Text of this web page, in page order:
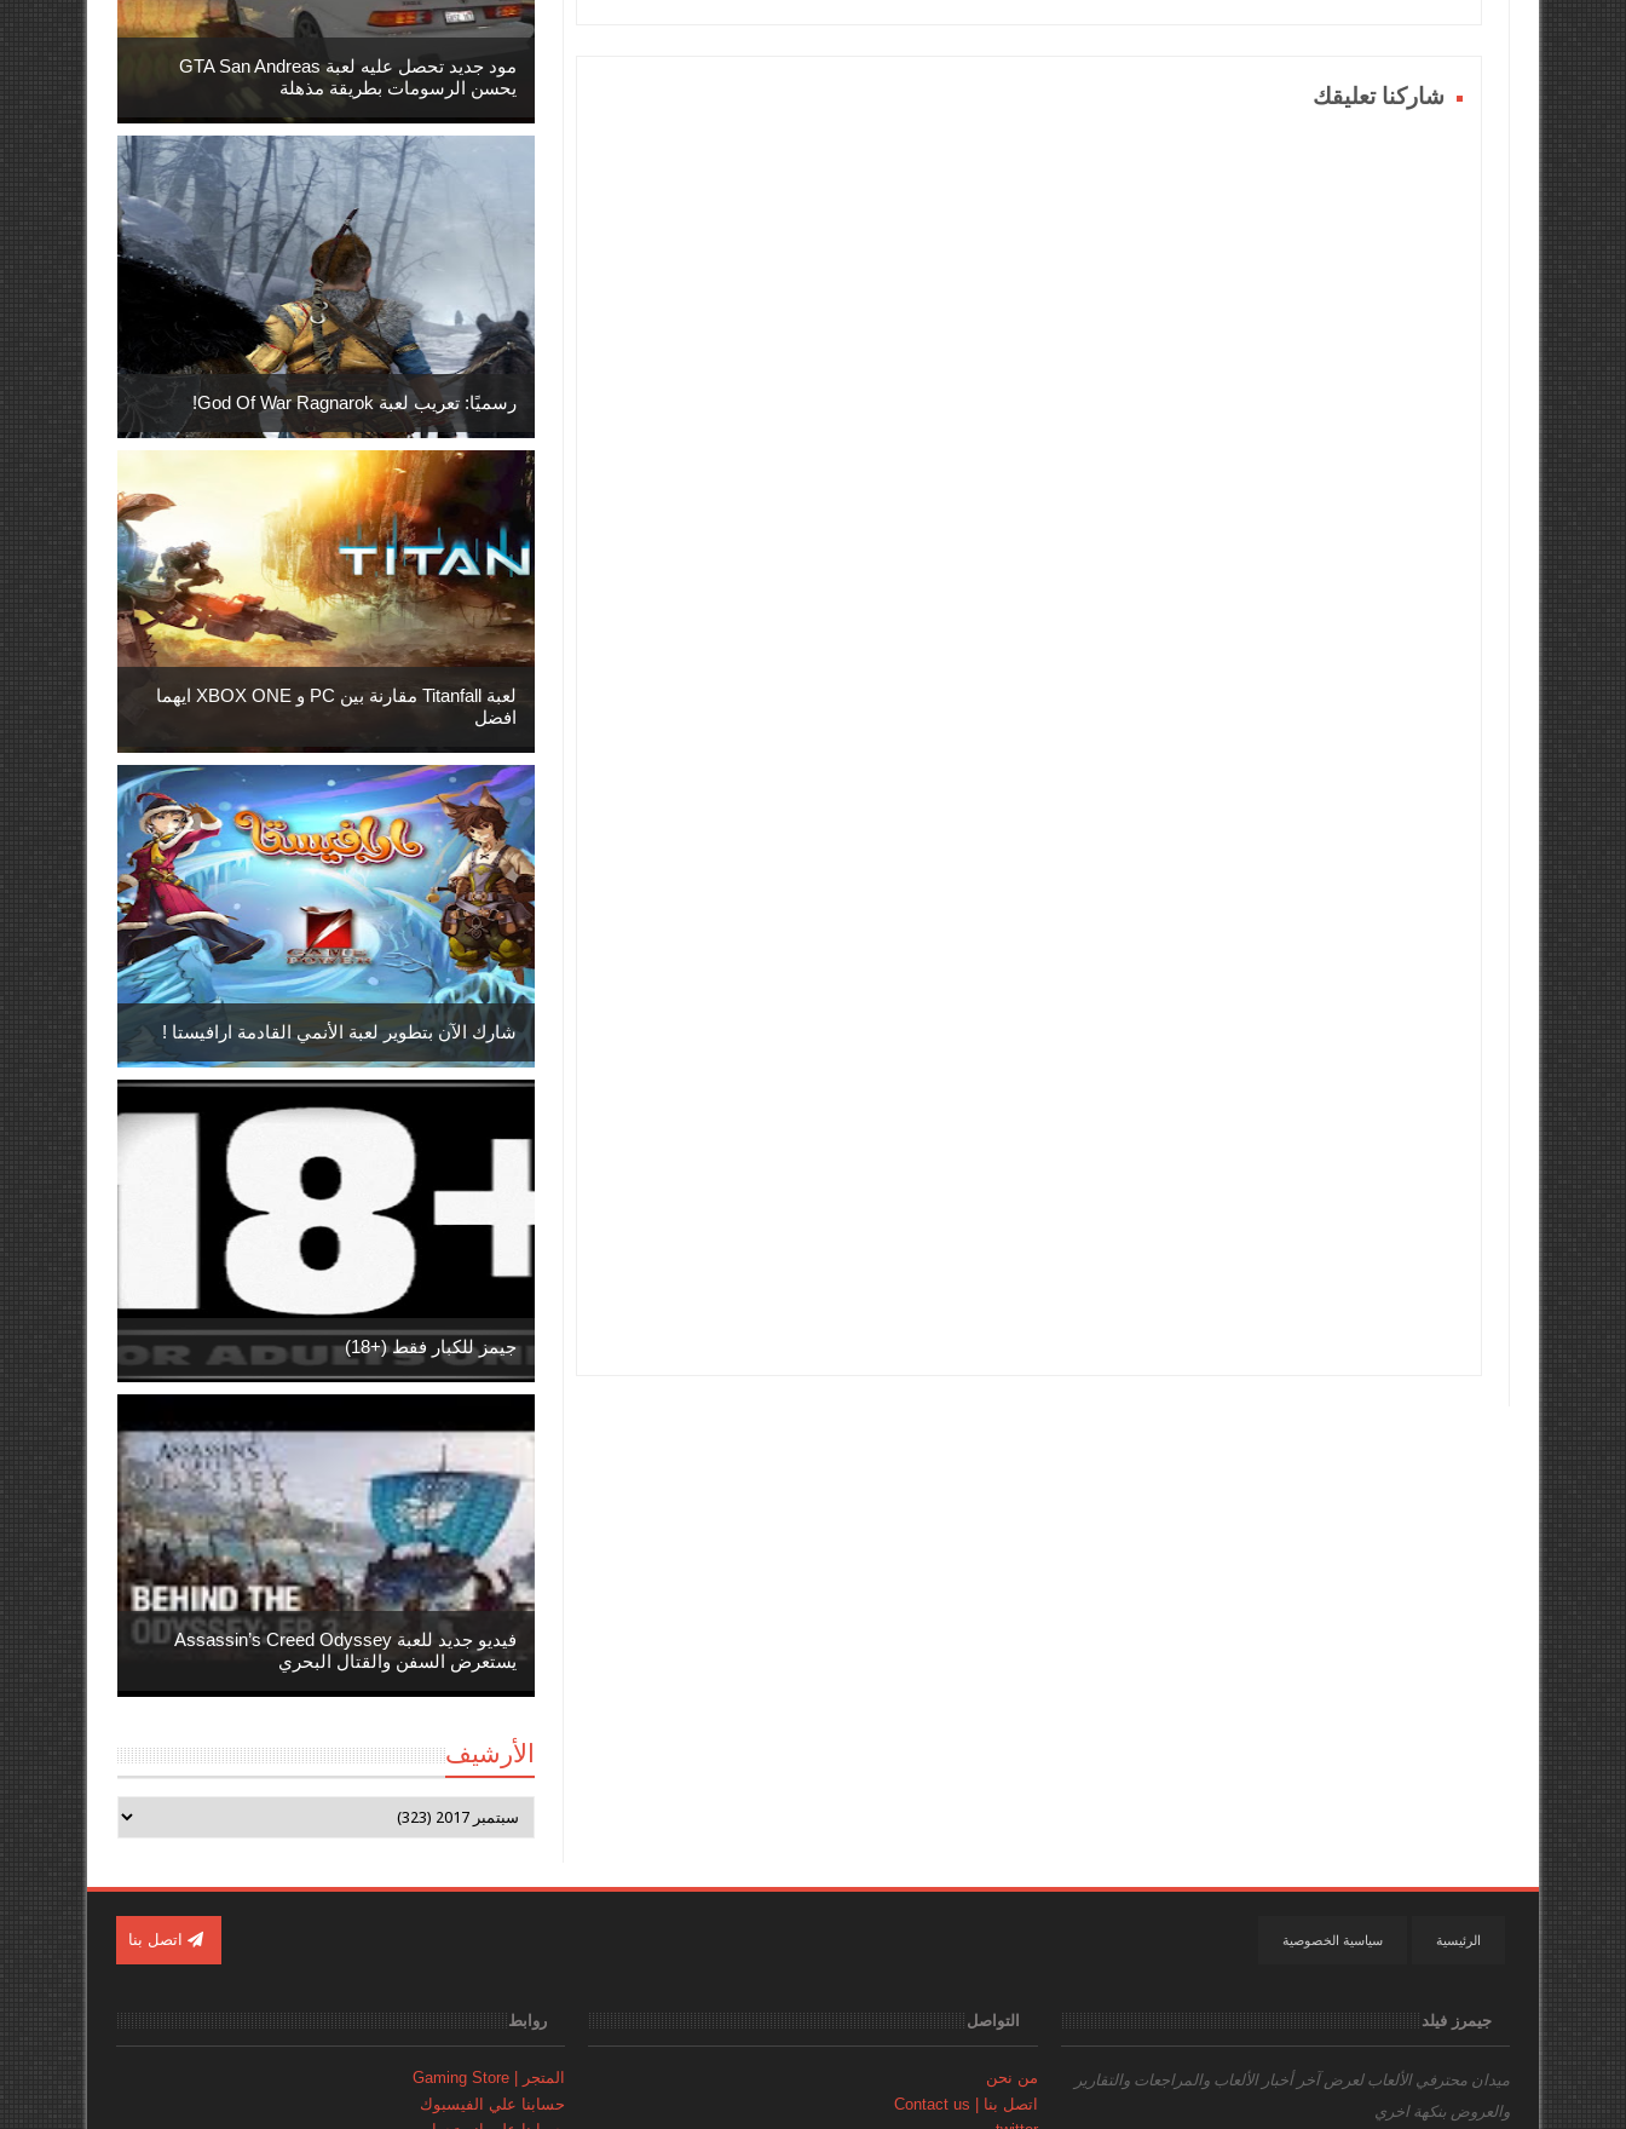
شاركنا تعليقك
مود جديد تحصل عليه لعبة GTA San Andreas
يحسن الرسومات بطريقة مذهلة
رسميًا: تعريب لعبة God Of War Ragnarok!
لعبة Titanfall مقارنة بين PC و XBOX ONE ايهما
افضل
شارك الآن بتطوير لعبة الأنمي القادمة ارافيستا !
جيمز للكبار فقط (+18)
فيديو جديد للعبة Assassin’s Creed Odyssey
يستعرض السفن والقتال البحري
الأرشيف
سياسية الخصوصية الرئيسية اتصل بنا
جيمرز فيلد
ميدان محترفي الألعابلعرض آخر أخبار الألعاب والمراجعات والتقارير
والعروض بنكهة اخري
التواصل
من نحن
اتصل بنا | Contact us
روابط
المتجر | Gaming Store
حسابنا علي الفيسبوك